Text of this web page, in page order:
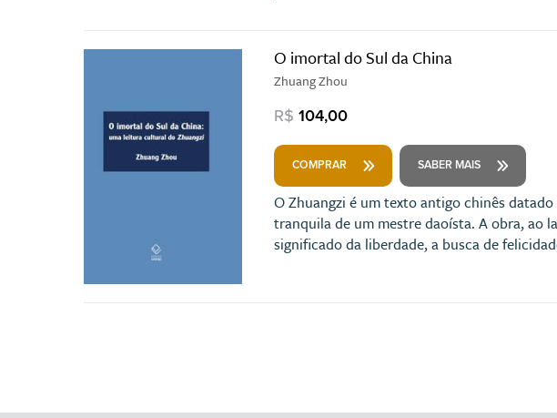
O imortal do Sul da China
Zhuang Zhou
R$ 104,00
COMPRAR SABER MAIS
O Zhuangzi é um texto antigo chinês
tranquila de um mestre daoísta. A obra, ao
significado da liberdade, a busca de